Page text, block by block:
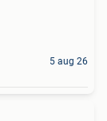
5 aug 26